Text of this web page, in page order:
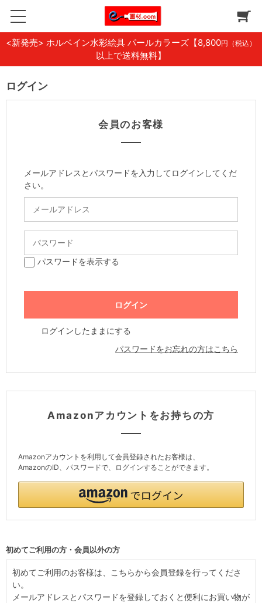
<新発売> ホルベイン水彩絵具 パールカラーズ 【8,800円（税込）
以上で送料無料】
ログイン
会員のお客様
メールアドレスとパスワードを入力してログインしてくだ
さい。
パスワードを表示する
ログインしたままにする
パスワードをお忘れの方はこちら
Amazonアカウントをお持ちの方
Amazonアカウントを利用して会員登録されたお客様は、
AmazonのID、パスワードで、ログインすることができます。
初めてご利用の方・会員以外の方
初めてご利用のお客様は、こちらから会員登録を行ってくださ
い。
メールアドレスとパスワードを登録しておくと便利にお買い物が